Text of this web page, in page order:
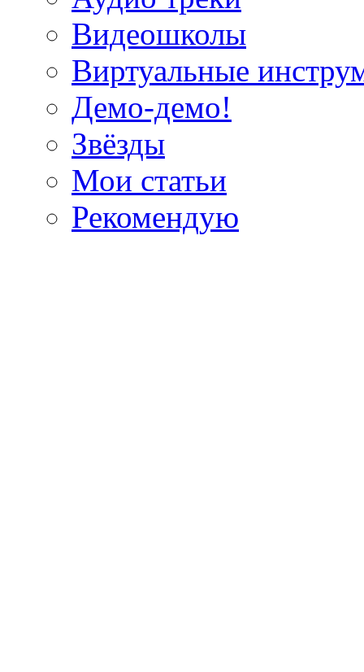
Видеошколы
Виртуальные
Демо-демо!
Звёзды
Мои статьи
Рекомендую